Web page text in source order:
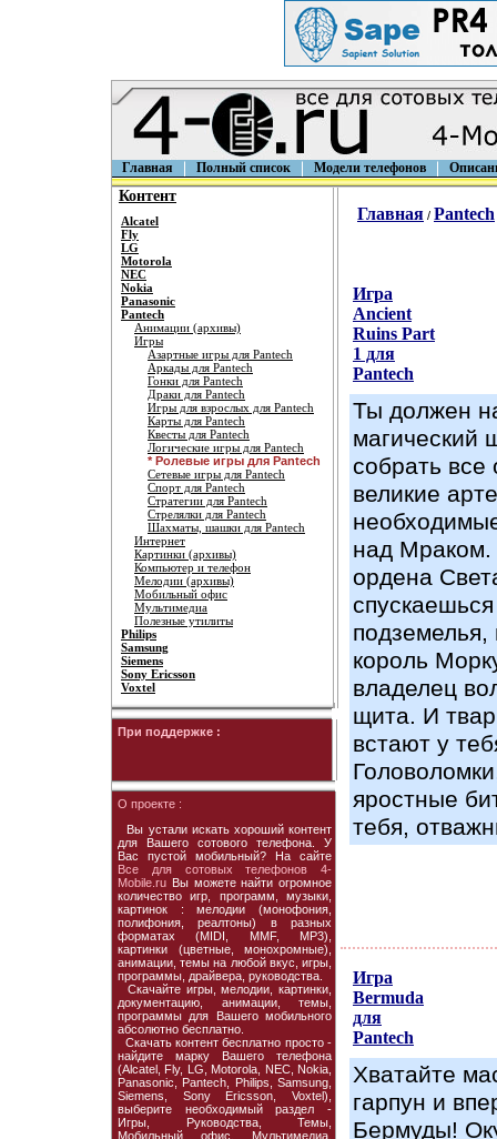
Главная Полный список Модели телефонов
Контент
Alcatel
Fly
LG
Motorola
NEC
Nokia
Panasonic
Pantech
Анимации (архивы)
Игры
Азартные игры для Pantech
Аркады для Pantech
Гонки для Pantech
Драки для Pantech
Игры для взрослых для Pantech
Карты для Pantech
Квесты для Pantech
Логические игры для Pantech
* Ролевые игры для Pantech
Сетевые игры для Pantech
Спорт для Pantech
Стратегии для Pantech
Стрелялки для Pantech
Шахматы, шашки для Pantech
Интернет
Картинки (архивы)
Компьютер и телефон
Мелодии (архивы)
Мобильный офис
Мультимедиа
Полезные утилиты
Philips
Samsung
Siemens
Sony Ericsson
Voxtel
При поддержке :
О проекте :
Вы устали искать хороший контент
для Вашего сотового телефона. У
Вас пустой мобильный? На сайте
Все для сотовых телефонов 4-
Mobile.ru Вы можете найти огромное
количество игр, программ, музыки,
картинок : мелодии (монофония,
полифония, реалтоны) в разных
форматах (MIDI, MMF, MP3),
картинки (цветные, монохромные),
анимации, темы на любой вкус, игры,
программы, драйвера, руководства.
Скачайте игры, мелодии, картинки,
документацию, анимации, темы,
программы для Вашего мобильного
абсолютно бесплатно.
Скачать контент бесплатно просто -
найдите марку Вашего телефона
(Alcatel, Fly, LG, Motorola, NEC, Nokia,
Panasonic, Pantech, Philips, Samsung,
Siemens, Sony Ericsson, Voxtel),
выберите необходимый раздел -
Игры, Руководства, Темы,
Мобильный офис, Мультимедиа,
Главная / Pantech
Игра
Ancient
Ruins Part
1 для
Pantech
Ты должен
магический
собрать все
великие
над
ордена
подземелья,
король
владелец
щита. И
встают у
яростные
тебя,
Игра
Bermuda
для
Pantech
Хватайте
гарпун и
Бермуды!